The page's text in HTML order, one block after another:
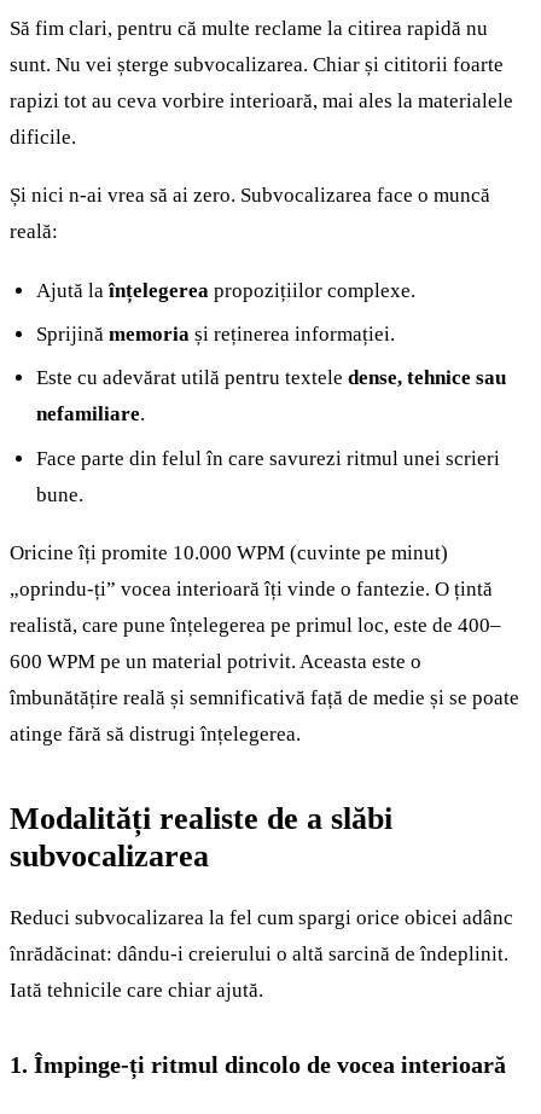
Să fim clari, pentru că multe reclame la citirea rapidă nu
sunt. Nu vei șterge subvocalizarea. Chiar și cititorii foarte
rapizi tot au ceva vorbire interioară, mai ales la materialele
dificile.
Și nici n-ai vrea să ai zero. Subvocalizarea face o muncă
reală:
Ajută laînțelegerea propozițiilor complexe.
Sprijinămemoria și reținerea informației.
Este cu adevărat utilă pentru texteledense, tehnice sau
nefamiliare.
Face parte din felul în care savurezi ritmul unei scrieri
bune.
Oricine îți promite 10.000 WPM (cuvinte pe minut)
„oprindu-ți” vocea interioară îți vinde o fantezie. O țintă
realistă, care pune înțelegerea pe primul loc, este de 400–
600 WPM pe un material potrivit. Aceasta este o
îmbunătățire reală și semnificativă față de medie și se poate
atinge fără să distrugi înțelegerea.
Modalități realiste de a slăbi
subvocalizarea
Reduci subvocalizarea la fel cum spargi orice obicei adânc
înrădăcinat: dându-i creierului o altă sarcină de îndeplinit.
Iată tehnicile care chiar ajută.
1. Împinge-ți ritmul dincolo de vocea interioară